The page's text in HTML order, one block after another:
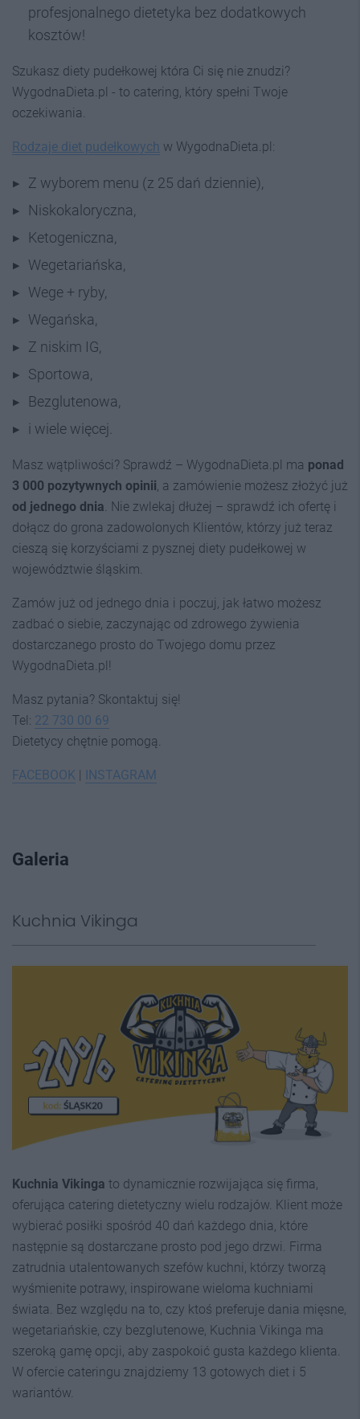
profesjonalnego dietetyka bez dodatkowych
kosztów!
Szukasz diety pudełkowej która Ci się nie znudzi?
WygodnaDieta.pl - to catering, który spełni Twoje
oczekiwania.
Rodzaje diet pudełkowych w WygodnaDieta.pl:
Z wyborem menu (z 25 dań dziennie),
Niskokaloryczna,
Ketogeniczna,
Wegetariańska,
Wege + ryby,
Wegańska,
Z niskim IG,
Sportowa,
Bezglutenowa,
i wiele więcej.
Masz wątpliwości? Sprawdź – WygodnaDieta.pl ma ponad
3 000 pozytywnych opinii, a zamówienie możesz złożyć już
od jednego dnia. Nie zwlekaj dłużej – sprawdź ich ofertę i
dołącz do grona zadowolonych Klientów, którzy już teraz
cieszą się korzyściami z pysznej diety pudełkowej w
województwie śląskim.
Zamów już od jednego dnia i poczuj, jak łatwo możesz
zadbać o siebie, zaczynając od zdrowego żywienia
dostarczanego prosto do Twojego domu przez
WygodnaDieta.pl!
Masz pytania? Skontaktuj się!
Tel: 22 730 00 69
Dietetycy chętnie pomogą.
FACEBOOK INSTAGRAM
Galeria
Kuchnia Vikinga
Kuchnia Vikinga to dynamicznie rozwijająca się firma,
oferująca catering dietetyczny wielu rodzajów. Klient może
wybierać posiłki spośród 40 dań każdego dnia, które
następnie są dostarczane prosto pod jego drzwi. Firma
zatrudnia utalentowanych szefów kuchni, którzy tworzą
wyśmienite potrawy, inspirowane wieloma kuchniami
świata. Bez względu na to, czy ktoś preferuje dania mięsne,
wegetariańskie, czy bezglutenowe, Kuchnia Vikinga ma
szeroką gamę opcji, aby zaspokoić gusta każdego klienta.
W ofercie cateringu znajdziemy 13 gotowych diet i 5
wariantów.